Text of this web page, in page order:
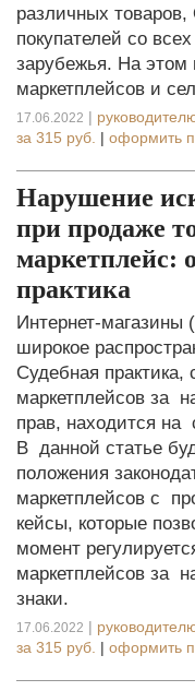
различных
покупателей со
зарубежья. На этом
маркетплейсов и
17.06.2022 |
за 315 руб. | оформить
Нарушение
при продаже
маркетплейс:
практика
Интернет-магазины
широкое
Судебная практика,
маркетплейсов за
прав, находится
В данной статье
положения
маркетплейсов с
кейсы, которые
момент
маркетплейсов за
знаки.
17.06.2022 |
за 315 руб. | оформить